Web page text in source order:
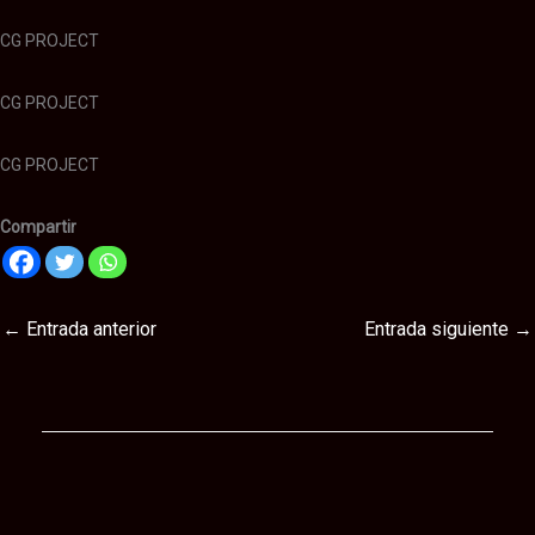
CG PROJECT
CG PROJECT
CG PROJECT
Compartir
← Entrada anterior Entrada siguiente →